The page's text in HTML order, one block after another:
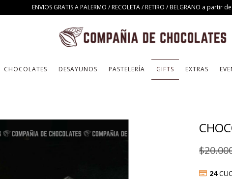
ENVIOS GRATIS A PALERMO / RECOLETA / RETIRO / BELGRANO a partir
CHOCOLATES DESAYUNOS PASTELERÍA GIFTS EXTRAS
24